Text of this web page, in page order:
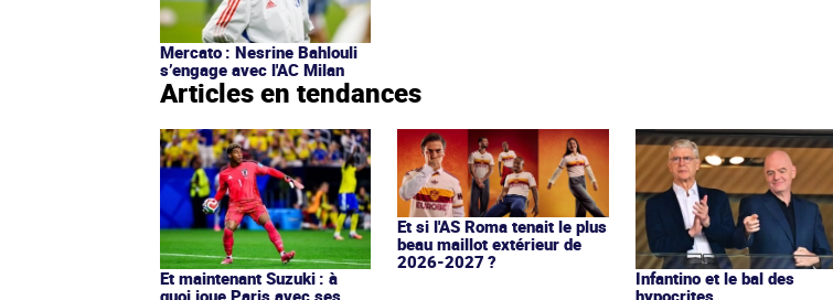
Mercato : Nesrine Bahlouli
s’engage avec l'AC Milan
Articles en tendances
Et maintenant Suzuki : à
quoi joue Paris avec ses
Et si l'AS Roma tenait le plus
beau maillot extérieur de
2026-2027 ?
Infantino et le bal des
hypocrites